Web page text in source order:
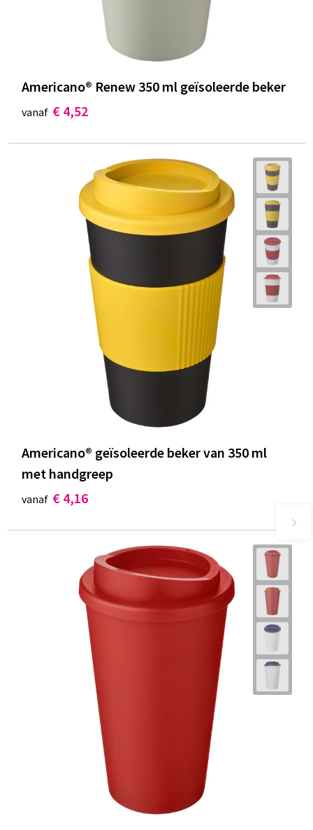
Americano®­­ Renew 350 ml geïsoleerde beker
vanaf € 4,52
Americano® geïsoleerde beker van 350 ml
met handgreep
vanaf € 4,16